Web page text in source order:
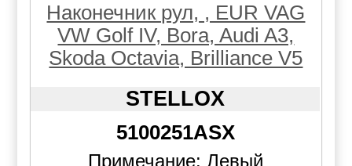
Наконечник рул, , EUR VAG
VW Golf IV, Bora, Audi A3,
Skoda Octavia, Brilliance V5
STELLOX
5100251ASX
Примечание: Левый